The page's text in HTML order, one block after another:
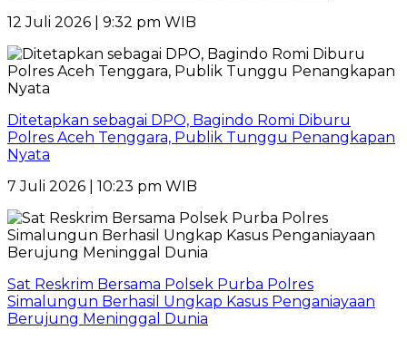
12 Juli 2026 | 9:32 pm WIB
Ditetapkan sebagai DPO, Bagindo Romi Diburu
Polres Aceh Tenggara, Publik Tunggu Penangkapan
Nyata
7 Juli 2026 | 10:23 pm WIB
Sat Reskrim Bersama Polsek Purba Polres
Simalungun Berhasil Ungkap Kasus Penganiayaan
Berujung Meninggal Dunia